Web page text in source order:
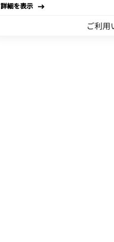
詳細を表示
ご利用